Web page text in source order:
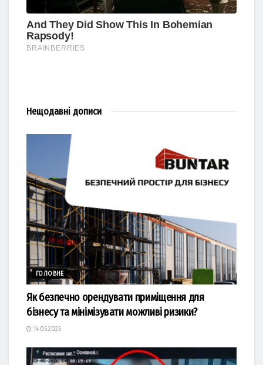
Нещодавні дописи
ГОЛОВНЕ
Як безпечно орендувати приміщення для
бізнесу та мінімізувати можливі ризики?
14.06.2026